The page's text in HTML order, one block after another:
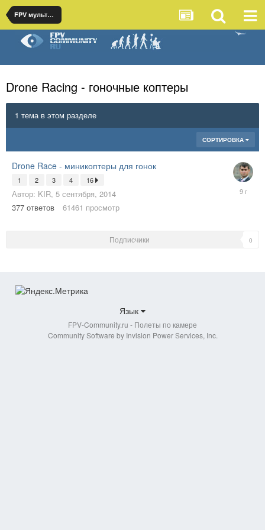
FPV мультикоптеры
Drone Racing - гоночные коптеры
1 тема в этом разделе
СОРТИРОВКА
Drone Race - миникоптеры для гонок
1 2 3 4 16
Автор: KIR, 5 сентября, 2014
377 ответов 61461 просмотр
ноября,
Подписчики 0
Язык
FPV-Community.ru - Полеты по камере
Community Software by Invision Power Services, Inc.